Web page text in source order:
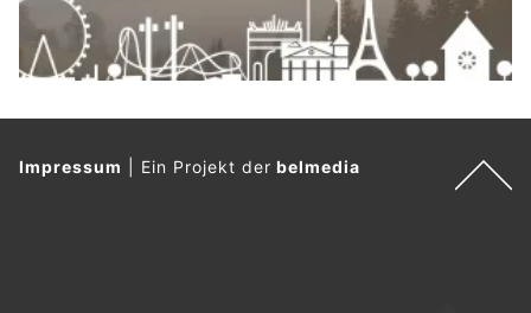
Impressum Ein Projekt derbelmedia